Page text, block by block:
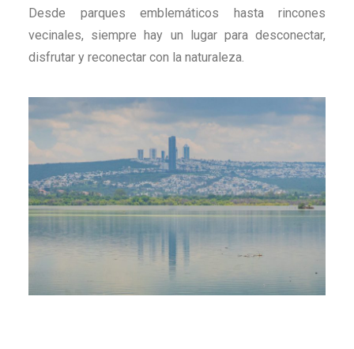
Desde parques emblemáticos hasta rincones
vecinales, siempre hay un lugar para desconectar,
disfrutar y reconectar con la naturaleza.